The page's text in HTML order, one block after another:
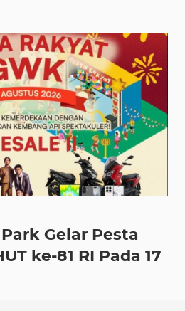
Gelar Pesta
ke-81 RI Pada 17